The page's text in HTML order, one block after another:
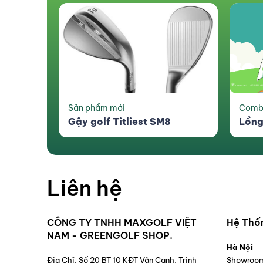
Lọc sản phẩm
Giới tính
Kích thước
1.5m
8m
Sản phẩm mới
Gậy golf Titliest SM8
Liên hệ
CÔNG TY TNHH MAXGOLF VIỆT
NAM - GREENGOLF SHOP.
Địa Chỉ: Số 20 BT 10 KĐT Vân Canh, Trịnh
Hệ
Hà Nội